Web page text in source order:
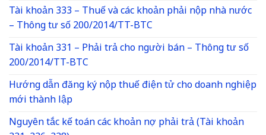
Tài khoản 333 – Thuế và các khoản phải nộp nhà nước
– Thông tư số 200/2014/TT-BTC
Tài khoản 331 – Phải trả cho người bán – Thông tư số
200/2014/TT-BTC
Hướng dẫn đăng ký nộp thuế điện tử cho doanh nghiệp
mới thành lập
Nguyên tắc kế toán các khoản nợ phải trả (Tài khoản